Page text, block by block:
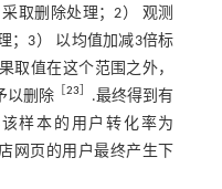
取删除处理；2） 观测
；3） 以均值加减3倍标
取值在这个范围之外，
以删除 ［23］ .最终得到有
样本的用户转化率为
网页的用户最终产生下